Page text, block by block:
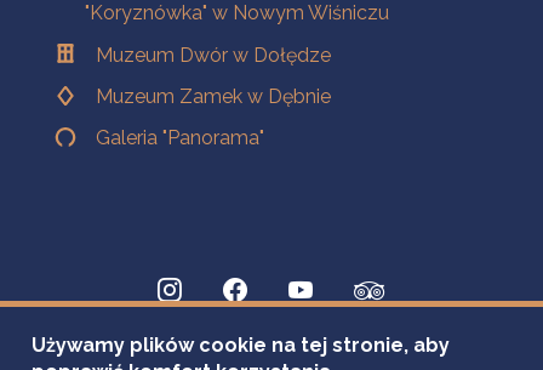
"Koryznówka" w Nowym Wiśniczu
Muzeum Dwór w Dołędze
Muzeum Zamek w Dębnie
Galeria "Panorama"
Używamy plików cookie na tej stronie, aby